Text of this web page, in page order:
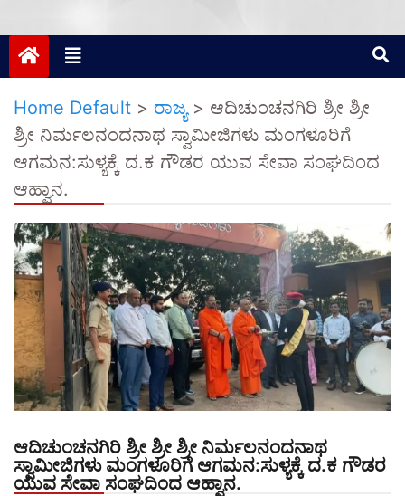
Home Default > ರಾಜ್ಯ> ಆದಿಚುಂಚನಗಿರಿ ಶ್ರೀ ಶ್ರೀ
ಶ್ರೀ ನಿರ್ಮಲನಂದನಾಥ ಸ್ವಾಮೀಜಿಗಳು ಮಂಗಳೂರಿಗೆ
ಆಗಮನ:ಸುಳ್ಯಕ್ಕೆ ದ.ಕ ಗೌಡರ ಯುವ ಸೇವಾ ಸಂಘದಿಂದ
ಆಹ್ವಾನ.
ಆದಿಚುಂಚನಗಿರಿ ಶ್ರೀ ಶ್ರೀ ಶ್ರೀ ನಿರ್ಮಲನಂದನಾಥ
ಸ್ವಾಮೀಜಿಗಳು ಮಂಗಳೂರಿಗೆ ಆಗಮನ:ಸುಳ್ಯಕ್ಕೆ ದ.ಕ ಗೌಡರ
ಯುವ ಸೇವಾ ಸಂಘದಿಂದ ಆಹ್ವಾನ.